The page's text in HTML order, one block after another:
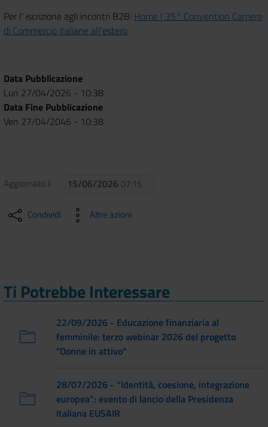
Per l' iscrizione agli incontri B2B: Home | 35° Convention Camere
di Commercio italiane all'estero
Data Pubblicazione
Lun 27/04/2026 - 10:38
Data Fine Pubblicazione
Ven 27/04/2046 - 10:38
Aggiornato il 15/06/2026 07:15
Condividi Altre azioni
Ti Potrebbe Interessare
22/09/2026 - Educazione finanziaria al
femminile: terzo webinar 2026 del progetto
"Donne in attivo"
28/07/2026 - “Identità, coesione, integrazione
europea”: evento di lancio della Presidenza
Italiana EUSAIR